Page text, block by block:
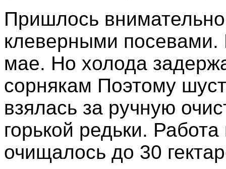
Пришлось
клеверными
мае. Но холода
сорнякам Поэтому
взялась за ручную
горькой редьки.
очищалось до 30